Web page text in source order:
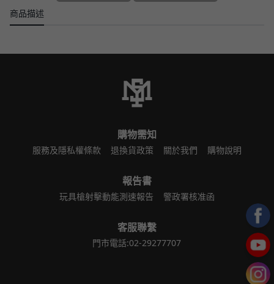
商品描述
購物需知
服務及隱私權條款 退換貨政策 關於我們 購物說明
報告書
玩具槍射擊動能測速報告 警政署核准函
客服聯繫
門市電話:02-29277707